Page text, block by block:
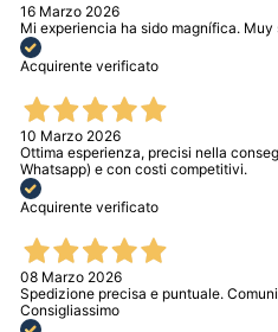
16 Marzo 2026
Mi experiencia ha sido magnífica.
Acquirente verificato
10 Marzo 2026
Ottima esperienza, precisi nella
Whatsapp) e con costi competitivi.
Acquirente verificato
08 Marzo 2026
Spedizione precisa e puntuale.
Consigliassimo